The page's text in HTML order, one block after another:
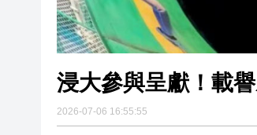
浸大參與呈獻！載
2026-07-06 16:55:55